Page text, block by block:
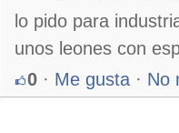
lo pido para
unos leones con
0 · Me gusta · No